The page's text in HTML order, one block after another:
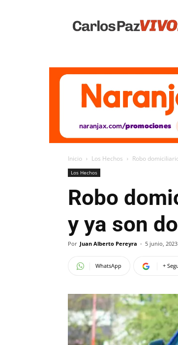
Vivo
Inicio Los Hechos Robo
Los Hechos
Robo
y ya son
Por Juan Alberto Pereyra - 5 junio, 2023
WhatsApp +